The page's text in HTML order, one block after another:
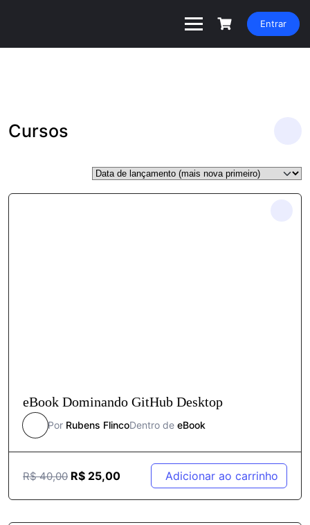
Entrar
Cursos
eBook Dominando GitHub Desktop
Por Rubens FlincoDentro de eBook
R$40,00 R$ 25,00 Adicionar ao carrinho